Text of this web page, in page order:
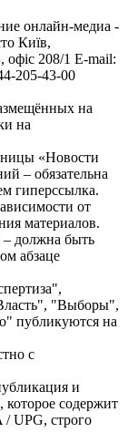
онлайн-медиа -
Київ,
208/1 E-mail:
205-43-00
на
на
«Новости
– обязательна
гиперссылка.
от
материалов.
– должна быть
абзаце
"Выборы",
публикуются на
с
и
которое содержит
UPG, строго